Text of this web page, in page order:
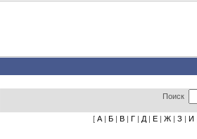
Поиск
[ А | Б | В | Г | Д | Е | Ж | З | И